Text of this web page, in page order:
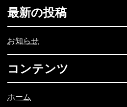
最新の投稿
お知らせ
コンテンツ
ホーム